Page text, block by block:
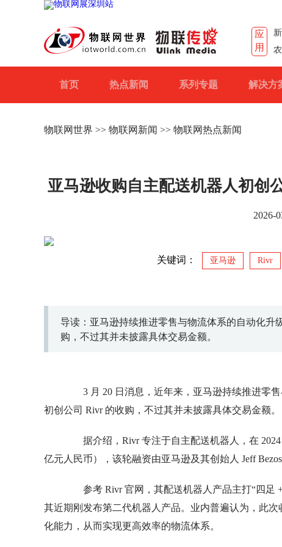
应
用
首页 热点新闻 系列专题 解决方
物联网世界 >> 物联网新闻 >> 物联网热点新闻
亚马逊收购自主配送机器人初创
2026-
关键词： 亚马逊 Rivr
导读：亚马逊持续推进零售与物流体系的自动化升
购，不过其并未披露具体交易金额。
3 月 20 日消息，近年来，亚马逊持续推进零售
初创公司 Rivr 的收购，不过其并未披露具体交易金额。
据介绍，Rivr 专注于自主配送机器人，在 2024
亿元人民币），该轮融资由亚马逊及其创始人 Jeff Bezos
参考 Rivr 官网，其配送机器人产品主打“四足
其近期刚发布第二代机器人产品。业内普遍认为，此
化能力，从而实现更高效率的物流体系。